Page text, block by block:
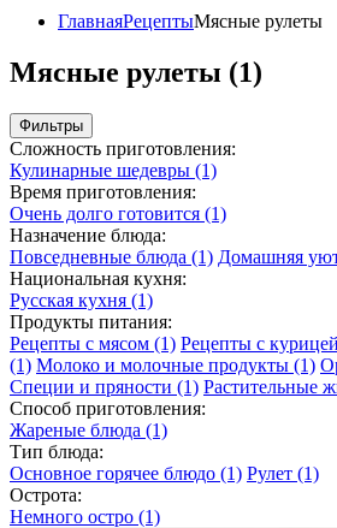
ГлавнаяРецептыМясные рулеты
Мясные рулеты (1)
Фильтры
Сложность приготовления:
Кулинарные шедевры (1)
Время приготовления:
Очень долго готовится (1)
Назначение блюда:
Повседневные блюда (1) Домашняя
Национальная кухня:
Русская кухня (1)
Продукты питания:
Рецепты с мясом (1) Рецепты с курицей
(1) Молоко и молочные продукты (1)
Специи и пряности (1) Растительные
Способ приготовления:
Жареные блюда (1)
Тип блюда:
Основное горячее блюдо (1) Рулет (1)
Острота:
Немного остро (1)